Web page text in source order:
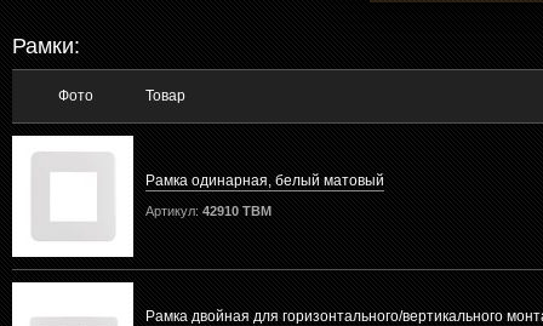
Рамки:
Фото Товар
Рамка одинарная, белый матовый
Артикул: 42910 TBM
Рамка двойная для горизонтального/вертикального